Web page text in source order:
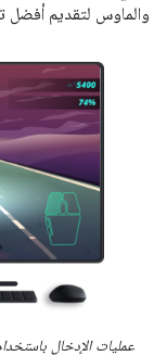
والماوس لتقديم
عمليات الإدخال